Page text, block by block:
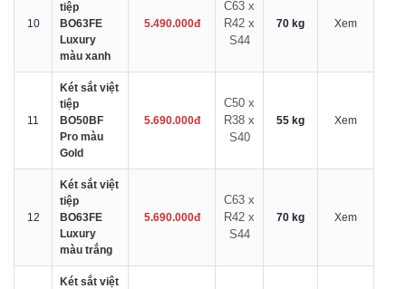
10
tiệp
BO63FE
Luxury
màu xanh
5.490.000đ
C63 x
R42 x
S44
70 kg Xem
11
Két sắt việt
tiệp
BO50BF
Pro màu
Gold
5.690.000đ
C50 x
R38 x
S40
55 kg Xem
12
Két sắt việt
tiệp
BO63FE
Luxury
màu trắng
5.690.000đ
C63 x
R42 x
S44
70 kg Xem
Két sắt việt